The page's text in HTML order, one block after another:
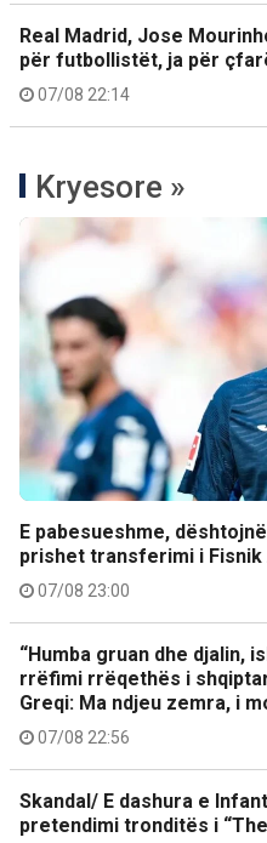
Real Madrid, Jose
për futbollistët, ja për
07/08 22:14
Kryesore »
E pabesueshme,
prishet transferimi i
07/08 23:00
“Humba gruan dhe djalin,
rrëfimi rrëqethës i
Greqi: Ma ndjeu zemra, i
07/08 22:56
Skandal/ E dashura e
pretendimi tronditës i